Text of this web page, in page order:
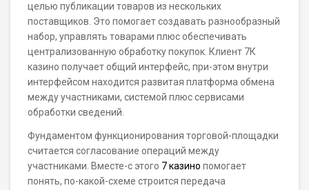
целью публикации товаров из нескольких
поставщиков. Это помогает создавать разнообразный
набор, управлять товарами плюс обеспечивать
централизованную обработку покупок. Клиент 7К
казино получает общий интерфейс, при-этом внутри
интерфейсом находится развитая платформа обмена
между участниками, системой плюс сервисами
обработки сведений.
Фундаментом функционирования торговой-площадки
считается согласование операций между
участниками. Вместе-с этого 7 казино помогает
понять, по-какой-схеме строится передача